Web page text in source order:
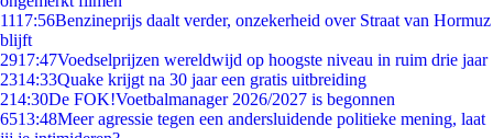
1117:56Benzineprijs daalt verder, onzekerheid over Straat van Hormuz
blijft
2917:47Voedselprijzen wereldwijd op hoogste niveau in ruim drie jaar
2314:33Quake krijgt na 30 jaar een gratis uitbreiding
214:30De FOK!Voetbalmanager 2026/2027 is begonnen
6513:48Meer agressie tegen een andersluidende politieke mening, laat